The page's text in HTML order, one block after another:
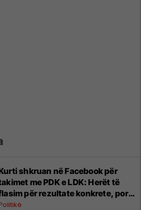
shkruan në Facebook për
me PDK e LDK: Herët të
për rezultate konkrete, por
optimistë